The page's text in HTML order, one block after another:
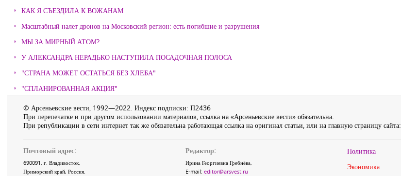
КАК Я СЪЕЗДИЛА К ВОЖАНАМ
Масштабный налет дронов на Московский регион: есть погибшие и разрушения
МЫ ЗА МИРНЫЙ АТОМ?
У АЛЕКСАНДРА НЕРАДЬКО НАСТУПИЛА ПОСАДОЧНАЯ ПОЛОСА
"СТРАНА МОЖЕТ ОСТАТЬСЯ БЕЗ ХЛЕБА"
"СПЛАНИРОВАННАЯ АКЦИЯ"
© Арсеньевские вести, 1992—2022. Индекс подписки: П2436
При перепечатке и при другом использовании материалов, ссылка на «Арсеньевские вести» обязательна.
При републикации в сети интернет так же обязательна работающая ссылка на оригинал статьи, или на главную страницу сайта:
Почтовый адрес:
690091, г. Владивосток,
Приморский край, Россия.
Редактор:
Ирина Георгиевна Гребнёва,
E-mail: editor@arsvest.ru
Политика
Экономика